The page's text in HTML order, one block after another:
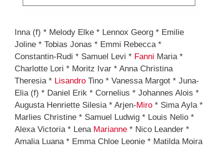
Inna (f) * Melody Elke * Lennox Georg * Emilie
Joline * Tobias Jonas * Emmi Rebecca *
Constantin-Rudi * Samuel Levi * Fanni Maria *
Charlotte Lori * Moritz Ivar * Anna Christina
Theresia * Lisandro Tino * Vanessa Margot * Juna-
Elia (f) * Daniel Erik * Cornelius * Johannes Alois *
Augusta Henriette Silesia * Arjen-Miro * Sima Ayla *
Marlies Christine * Samuel Ludwig * Louis Nelio *
Alexa Victoria * Lena Marianne * Nico Leander *
Amalia Luana * Emma Chloe Leonie * Matilda Moira